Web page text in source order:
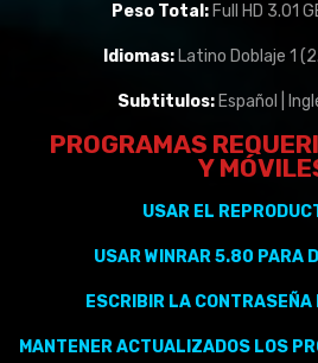
Peso Total: Full HD 3.01
Idiomas: Latino Doblaje 1
Subtitulos: Español |
PROGRAMAS
Y
USAR EL
USAR WINRAR 5.80 PARA
ESCRIBIR LA
MANTENERACTUALIZADOSLOS